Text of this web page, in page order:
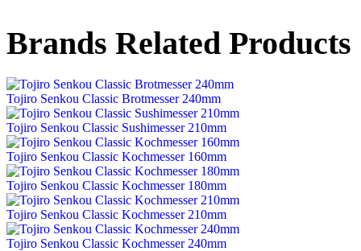
Brands Related Products
Tojiro Senkou Classic Brotmesser 240mm
Tojiro Senkou Classic Sushimesser 210mm
Tojiro Senkou Classic Kochmesser 160mm
Tojiro Senkou Classic Kochmesser 180mm
Tojiro Senkou Classic Kochmesser 210mm
Tojiro Senkou Classic Kochmesser 240mm